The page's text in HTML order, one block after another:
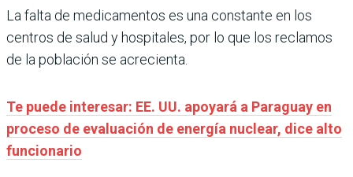
La falta de medicamentos es una constante en los
centros de salud y hospitales, por lo que los reclamos
de la población se acrecienta.
Te puede interesar: EE. UU. apoyará a Paraguay en
proceso de evaluación de energía nuclear, dice alto
funcionario